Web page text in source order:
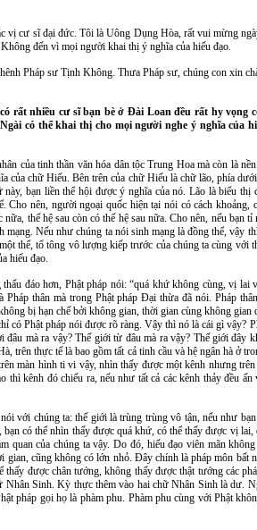
vị cư sĩ đại đức. Tôi là Uông Dụng Hòa, rất vui mừng
đến vì mọi người khai thị ý nghĩa của hiếu đạo.
Pháp sư Tịnh Không. Thưa Pháp sư, chúng con xin
rất nhiều cư sĩ bạn bè ở Đài Loan đều rất hy vọng
có thể khai thị cho mọi người nghe ý nghĩa của
của tinh thần văn hóa dân tộc Trung Hoa mà còn là
của chữ Hiếu. Bên trên của chữ Hiếu là chữ lão, phía
bạn liền thể hội được ý nghĩa của nó. Lão là biểu thị
Cho nên, người ngoại quốc hiện tại nói có cách
nữa, thế hệ sau còn có thế hệ sau nữa. Cho nên, nếu
mạng. Nếu như chúng ta nói sinh mạng là đồng thể, vậy
thể, tổ tông vô lượng kiếp trước của chúng ta cùng với
hiếu đạo.
đáo hơn, Phật pháp nói: “quá khứ không cùng, vị
Pháp thân mà trong Phật pháp Đại thừa đã nói. Pháp
bị hạn chế bởi không gian, thời gian cùng không
có Phật pháp nói được rõ ràng. Vậy thì nó là cái gì vậy?
mà ra vậy? Thế giới từ đâu mà ra vậy? Thế giới đây
trên thực tế là bao gồm tất cả tinh cầu và hệ ngân hà ở
màn hình ti vi vậy, nhìn thấy được một kênh nhưng
thì kênh đó chiếu ra, nếu như tất cả các kênh thảy đều
với chúng ta: thế giới là trùng trùng vô tận, nếu như
bạn có thể nhìn thấy được quá khứ, có thể thấy được vị
quan của chúng ta vậy. Do đó, hiếu đạo viên mãn
gian, cũng không có lớn nhỏ. Đây chính là pháp môn bất
thấy được chân tướng, không thấy được thật tướng các
Nhân Sinh. Kỳ thực thêm vào hai chữ Nhân Sinh là dư.
pháp gọi họ là phàm phu. Phàm phu cùng với Phật